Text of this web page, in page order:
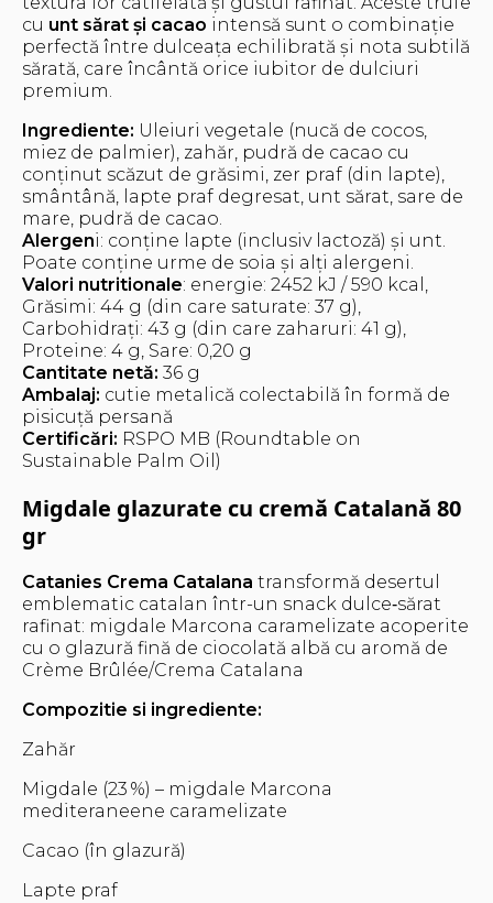
cu unt sărat și cacao intensă sunt o combinație
perfectă între dulceața echilibrată și nota subtilă
sărată, care încântă orice iubitor de dulciuri
premium.
Ingrediente: Uleiuri vegetale (nucă de cocos,
miez de palmier), zahăr, pudră de cacao cu
conținut scăzut de grăsimi, zer praf (din lapte),
smântână, lapte praf degresat, unt sărat, sare de
mare, pudră de cacao.
Alergeni: conține lapte (inclusiv lactoză) și unt.
Poate conține urme de soia și alți alergeni.
Valori nutritionale: energie: 2452 kJ / 590 kcal,
Grăsimi: 44 g (din care saturate: 37 g),
Carbohidrați: 43 g (din care zaharuri: 41 g),
Proteine: 4 g, Sare: 0,20 g
Cantitate netă: 36 g
Ambalaj: cutie metalică colectabilă în formă de
pisicuță persană
Certificări: RSPO MB (Roundtable on
Sustainable Palm Oil)
Migdale glazurate cu cremă Catalană 80
gr
Catanies Crema Catalana transformă desertul
emblematic catalan într-un snack dulce‑sărat
rafinat: migdale Marcona caramelizate acoperite
cu o glazură fină de ciocolată albă cu aromă de
Crème Brûlée/Crema Catalana
Compozitie si ingrediente:
Zahăr
Migdale (23 %) – migdale Marcona
mediteraneene caramelizate
Cacao (în glazură)
Lapte praf